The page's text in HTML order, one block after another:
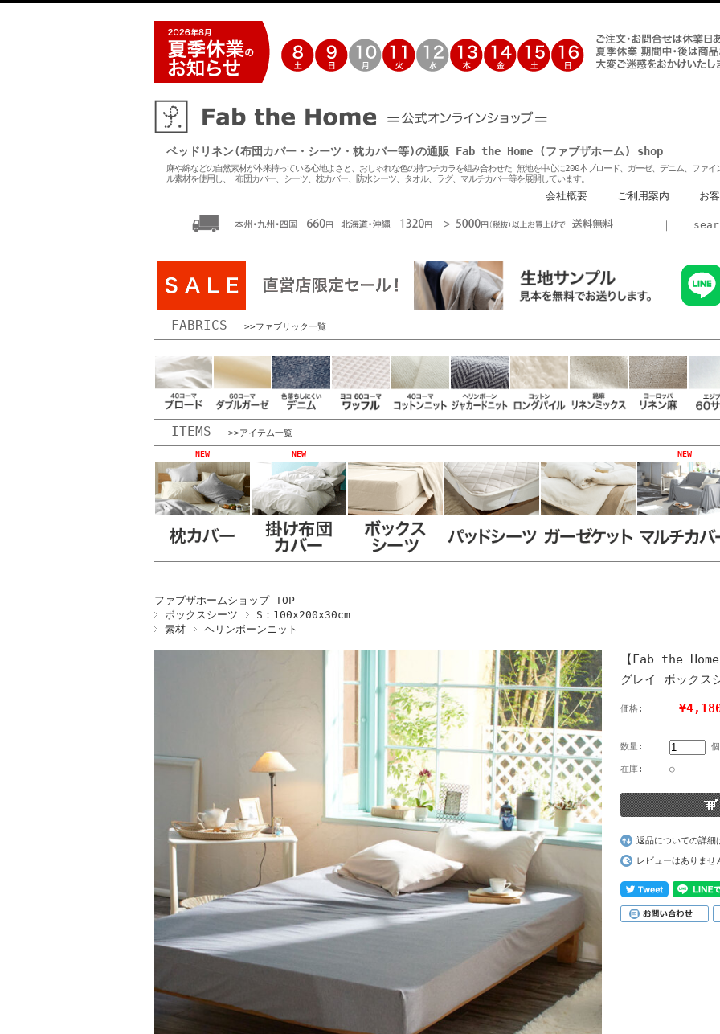
ベッドリネン(布団カバー・シーツ・枕カバー等)の通販 Fab the Home (ファブザホーム) shop
麻や綿などの自然素材が本来持っている心地よさと、おしゃれな色の持つチカラを組み合わせた 無地を中心に200本ブロード、ガーゼ、デニム、ファ
ル素材を使用し、 布団カバー、シーツ、枕カバー、防水シーツ、タオル、ラグ、マルチカバー等を展開しています。
会社概要 ｜ ご利用案内 ｜ お
｜
FABRICS >>ファブリック一覧
ITEMS >>アイテム一覧
NEW NEW NEW
ファブザホームショップ TOP
ボックスシーツ
S：100x200x30cm
素材
ヘリンボーンニット
【Fab the
グレイ ボックス
価格:
数量: 個
在庫: ○
返品についての詳細
レビューはありませ